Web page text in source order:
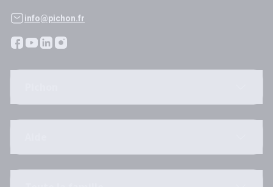
info@pichon.fr